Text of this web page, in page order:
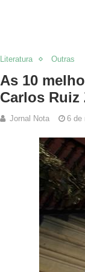
Literatura Outras
As 10
Carlos Ruiz
Jornal Nota 6 de